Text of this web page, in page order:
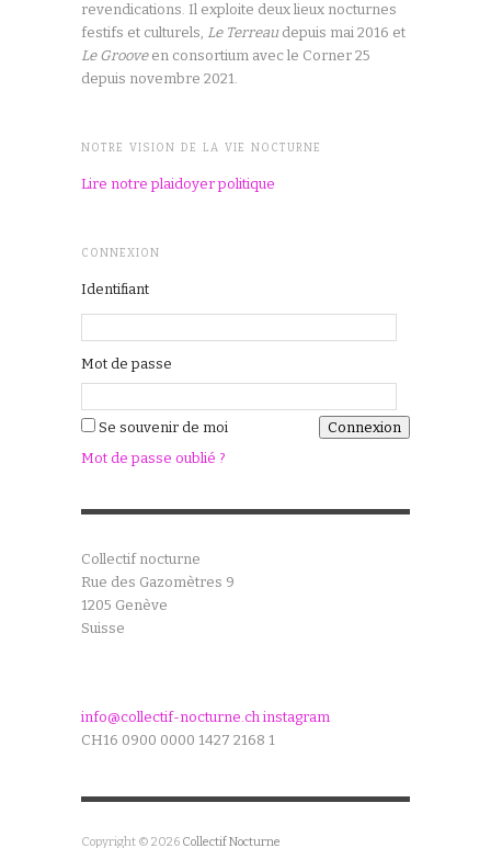
revendications. Il exploite deux lieux nocturnes
festifs et culturels, Le Terreau depuis mai 2016 et
Le Grooveen consortium avec le Corner 25
depuis novembre 2021.
NOTRE VISION DE LA VIE NOCTURNE
Lire notre plaidoyer politique
CONNEXION
Identifiant
Mot de passe
Se souvenir de moi
Mot de passe oublié ?
Collectif nocturne
Rue des Gazomètres 9
1205 Genève
Suisse
info@collectif-nocturne.ch instagram
CH16 0900 0000 1427 2168 1
Copyright © 2026 Collectif Nocturne